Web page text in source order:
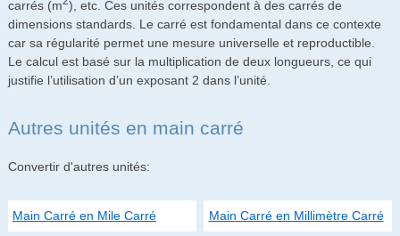
carrés (m ), etc. Ces unités correspondent à des carrés de
dimensions standards. Le carré est fondamental dans ce contexte
car sa régularité permet une mesure universelle et reproductible.
Le calcul est basé sur la multiplication de deux longueurs, ce qui
justifie l’utilisation d’un exposant 2 dans l’unité.
Autres unités en main carré
Convertir d'autres unités:
Main Carré en Mile Carré Main Carré en Millimètre Carré